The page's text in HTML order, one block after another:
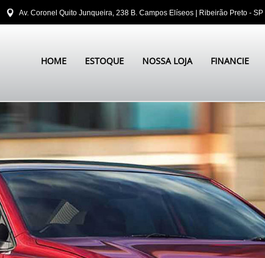
Av. Coronel Quito Junqueira, 238 B. Campos Elíseos | Ribeirão Preto - SP
HOME ESTOQUE NOSSA LOJA FINANCIE